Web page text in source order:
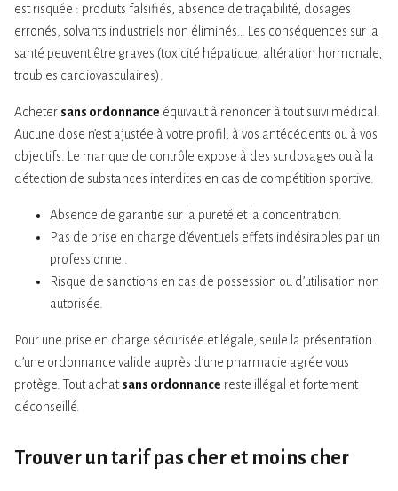
est risquée : produits falsifiés, absence de traçabilité, dosages
erronés, solvants industriels non éliminés… Les conséquences sur la
santé peuvent être graves (toxicité hépatique, altération hormonale,
troubles cardiovasculaires).
Acheter sans ordonnance équivaut à renoncer à tout suivi médical.
Aucune dose n’est ajustée à votre profil, à vos antécédents ou à vos
objectifs. Le manque de contrôle expose à des surdosages ou à la
détection de substances interdites en cas de compétition sportive.
Absence de garantie sur la pureté et la concentration.
Pas de prise en charge d’éventuels effets indésirables par un
professionnel.
Risque de sanctions en cas de possession ou d’utilisation non
autorisée.
Pour une prise en charge sécurisée et légale, seule la présentation
d’une ordonnance valide auprès d’une pharmacie agrée vous
protège. Tout achatsans ordonnance reste illégal et fortement
déconseillé.
Trouver un tarifpas cher et moins cher